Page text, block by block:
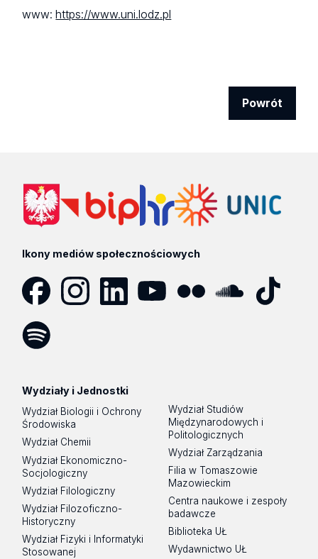
www: https://www.uni.lodz.pl
Powrót
Ikony mediów społecznościowych
Wydziały i Jednostki
Wydział Biologii i Ochrony
Środowiska
Wydział Chemii
Wydział Ekonomiczno-
Socjologiczny
Wydział Filologiczny
Wydział Filozoficzno-
Historyczny
Wydział Fizyki i Informatyki
Stosowanej
Wydział Studiów
Międzynarodowych i
Politologicznych
Wydział Zarządzania
Filia w Tomaszowie
Mazowieckim
Centra naukowe i zespoły
badawcze
Biblioteka UŁ
Wydawnictwo UŁ